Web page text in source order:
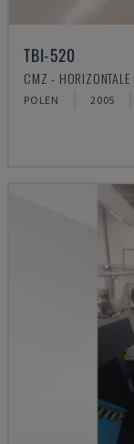
TBI-520
CMZ -
POLEN 2005